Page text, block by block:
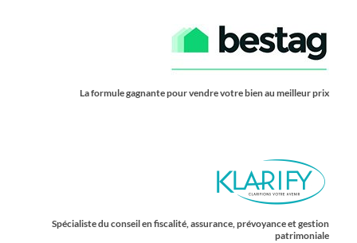
La formule gagnante pour vendre votre bien au meilleur prix
Spécialiste du conseil en fiscalité, assurance, prévoyance et gestion
patrimoniale